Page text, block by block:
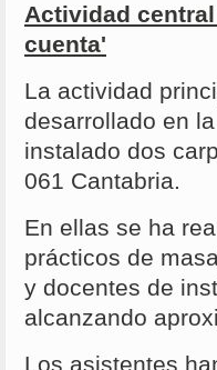
Actividad
cuenta'
La actividad
desarrollado en
instalado dos
061 Cantabria.
En ellas se ha
prácticos de
y docentes de
alcanzando
Los asistentes